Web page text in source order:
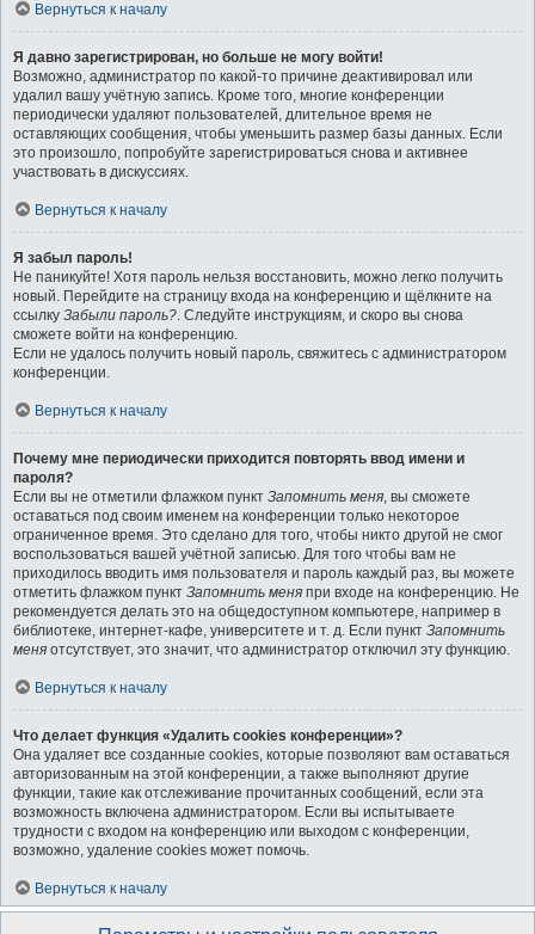
Вернуться к началу
Я давно зарегистрирован, но больше не могу войти!
Возможно, администратор по какой-то причине деактивировал или
удалил вашу учётную запись. Кроме того, многие конференции
периодически удаляют пользователей, длительное время не
оставляющих сообщения, чтобы уменьшить размер базы данных. Если
это произошло, попробуйте зарегистрироваться снова и активнее
участвовать в дискуссиях.
Вернуться к началу
Я забыл пароль!
Не паникуйте! Хотя пароль нельзя восстановить, можно легко получить
новый. Перейдите на страницу входа на конференцию и щёлкните на
ссылку Забыли пароль?. Следуйте инструкциям, и скоро вы снова
сможете войти на конференцию.
Если не удалось получить новый пароль, свяжитесь с администратором
конференции.
Вернуться к началу
Почему мне периодически приходится повторять ввод имени и
пароля?
Если вы не отметили флажком пункт Запомнить меня, вы сможете
оставаться под своим именем на конференции только некоторое
ограниченное время. Это сделано для того, чтобы никто другой не смог
воспользоваться вашей учётной записью. Для того чтобы вам не
приходилось вводить имя пользователя и пароль каждый раз, вы можете
отметить флажком пункт Запомнить меня при входе на конференцию. Не
рекомендуется делать это на общедоступном компьютере, например в
библиотеке, интернет-кафе, университете и т. д. Если пункт Запомнить
меня отсутствует, это значит, что администратор отключил эту функцию.
Вернуться к началу
Что делает функция «Удалить cookies конференции»?
Она удаляет все созданные cookies, которые позволяют вам оставаться
авторизованным на этой конференции, а также выполняют другие
функции, такие как отслеживание прочитанных сообщений, если эта
возможность включена администратором. Если вы испытываете
трудности с входом на конференцию или выходом с конференции,
возможно, удаление cookies может помочь.
Вернуться к началу